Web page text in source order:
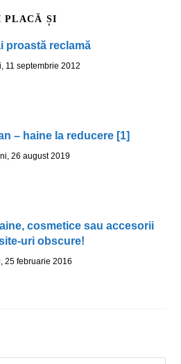
PLACĂ ȘI
proastă reclamă
11 septembrie 2012
– haine la reducere [1]
26 august 2019
cosmetice sau accesorii
uri obscure!
25 februarie 2016